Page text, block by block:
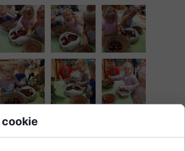
cookie